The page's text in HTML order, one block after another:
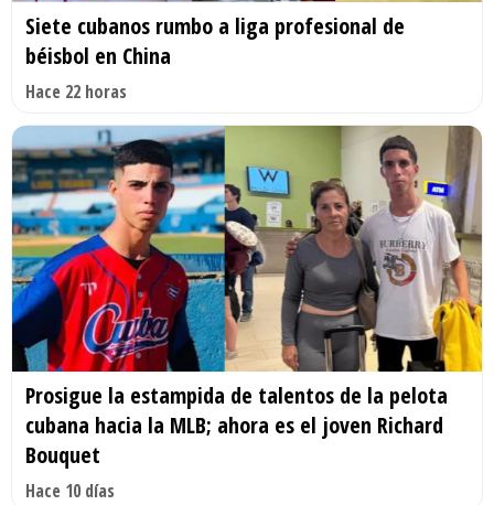
Siete cubanos rumbo a liga profesional de
béisbol en China
Hace 22 horas
Prosigue la estampida de talentos de la pelota
cubana hacia la MLB; ahora es el joven Richard
Bouquet
Hace 10 días